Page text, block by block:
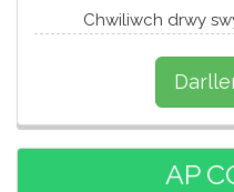
Chwiliwch drwy
AP